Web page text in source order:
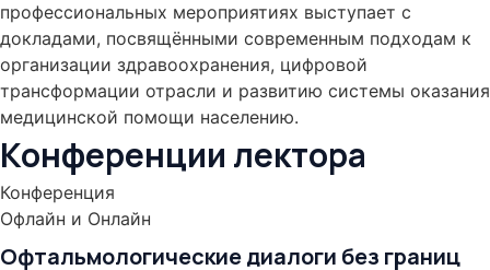
профессиональных мероприятиях выступает с
докладами, посвящёнными современным подходам к
организации здравоохранения, цифровой
трансформации отрасли и развитию системы оказания
медицинской помощи населению.
Конференции лектора
Конференция
Офлайн и Онлайн
Офтальмологические диалоги без границ